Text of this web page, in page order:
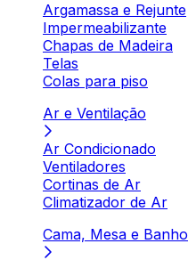
Argamassa e Rejunte
Impermeabilizante
Chapas de Madeira
Telas
Colas para piso
Ar e Ventilação
Ar Condicionado
Ventiladores
Cortinas de Ar
Climatizador de Ar
Cama, Mesa e Banho